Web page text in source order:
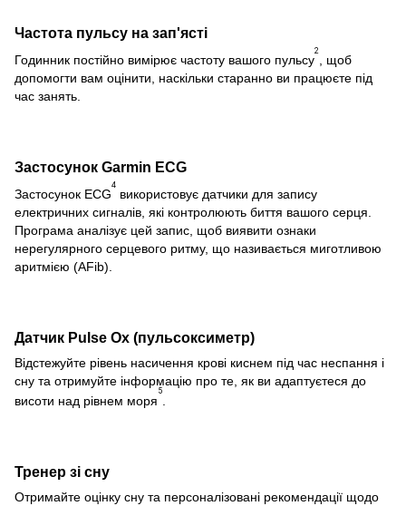
Частота пульсу на зап'ясті
Годинник постійно вимірює частоту вашого пульсу
2
, щоб
допомогти вам оцінити, наскільки старанно ви працюєте під
час занять.
Застосунок Garmin ECG
Застосунок ECG
4
використовує датчики для запису
електричних сигналів, які контролюють биття вашого серця.
Програма аналізує цей запис, щоб виявити ознаки
нерегулярного серцевого ритму, що називається миготливою
аритмією (AFib).
Датчик Pulse Ox (пульсоксиметр)
Відстежуйте рівень насичення крові киснем під час неспання і
сну та отримуйте інформацію про те, як ви адаптуєтеся до
висоти над рівнем моря
5
Тренер зі сну
Отримайте оцінку сну та персоналізовані рекомендації щодо